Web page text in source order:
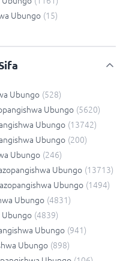
Ubungo (15)
Ubungo (528)
Ubungo (5620)
Ubungo (13742)
Ubungo (200)
Ubungo (246)
Ubungo (13713)
Ubungo (1494)
Ubungo (4831)
Ubungo (4839)
Ubungo (941)
Ubungo (898)